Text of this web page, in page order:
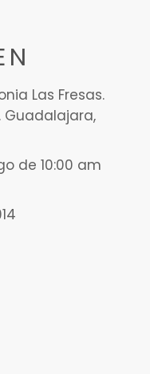
Las Fresas.
Guadalajara,
de 10:00 am